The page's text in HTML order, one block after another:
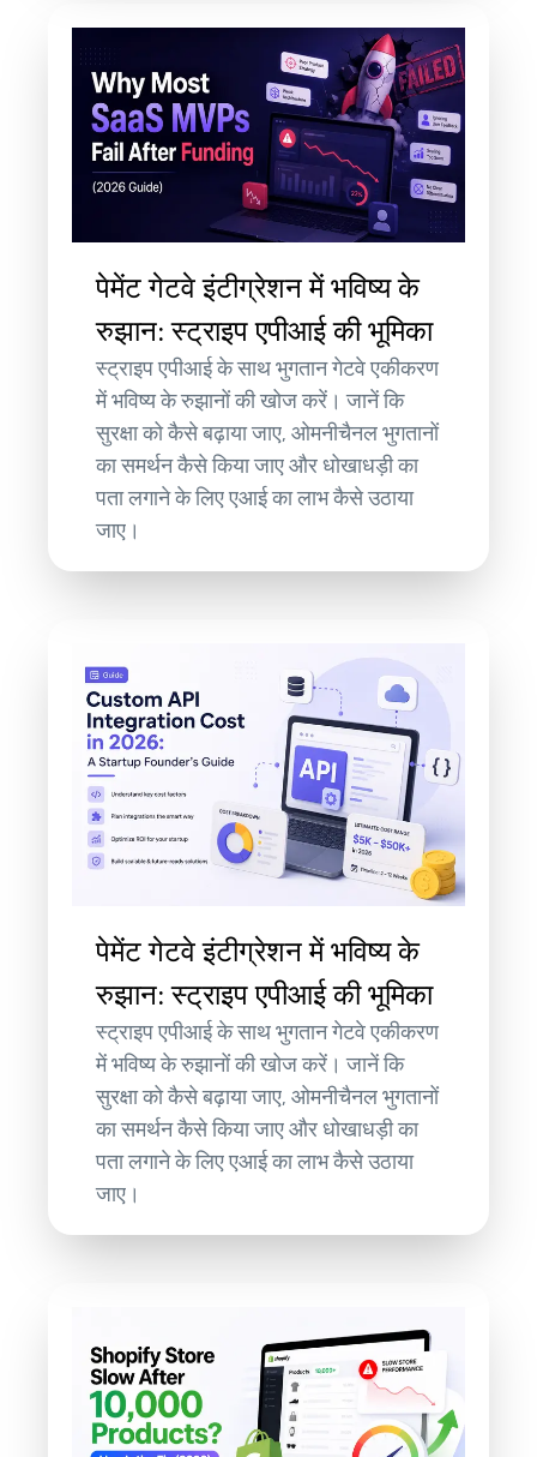
पेमेंट गेटवे इंटीग्रेशन में भविष्य के
रुझान: स्ट्राइप एपीआई की भूमिका
स्ट्राइप एपीआई के साथ भुगतान गेटवे एकीकरण
में भविष्य के रुझानों की खोज करें। जानें कि
सुरक्षा को कैसे बढ़ाया जाए, ओमनीचैनल भुगतानों
का समर्थन कैसे किया जाए और धोखाधड़ी का
पता लगाने के लिए एआई का लाभ कैसे उठाया
जाए।
पेमेंट गेटवे इंटीग्रेशन में भविष्य के
रुझान: स्ट्राइप एपीआई की भूमिका
स्ट्राइप एपीआई के साथ भुगतान गेटवे एकीकरण
में भविष्य के रुझानों की खोज करें। जानें कि
सुरक्षा को कैसे बढ़ाया जाए, ओमनीचैनल भुगतानों
का समर्थन कैसे किया जाए और धोखाधड़ी का
पता लगाने के लिए एआई का लाभ कैसे उठाया
जाए।